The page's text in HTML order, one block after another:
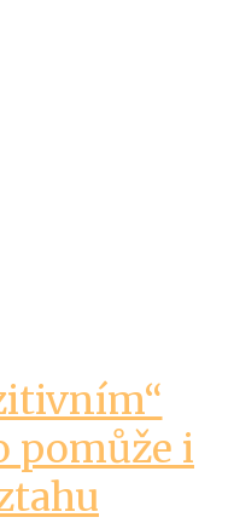
pomůže i